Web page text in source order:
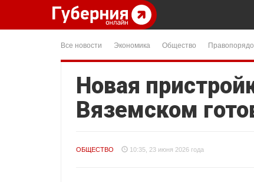
Все новости Экономика Общество
Новая
Вяземском
ОБЩЕСТВО 10:35, 23 июня 2026 года